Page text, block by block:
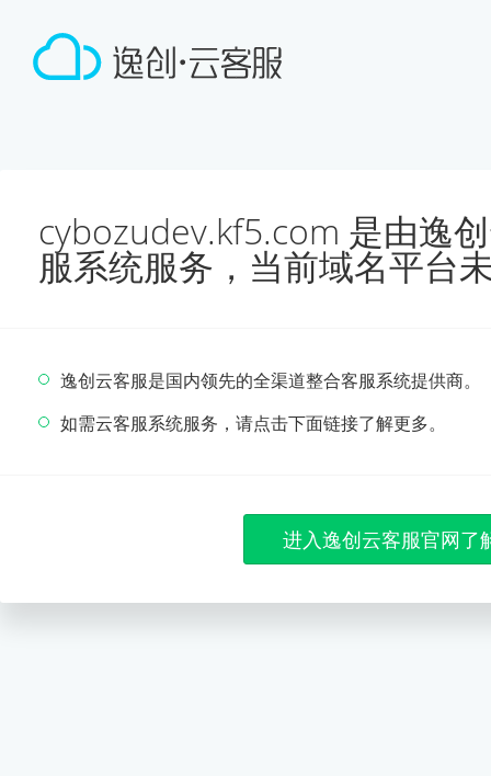
cybozudev.kf5.com 是由逸
服系统服务，当前域名平台
逸创云客服是国内领先的全渠道整合客服系统提供商。
如需云客服系统服务，请点击下面链接了解更多。
进入逸创云客服官网了